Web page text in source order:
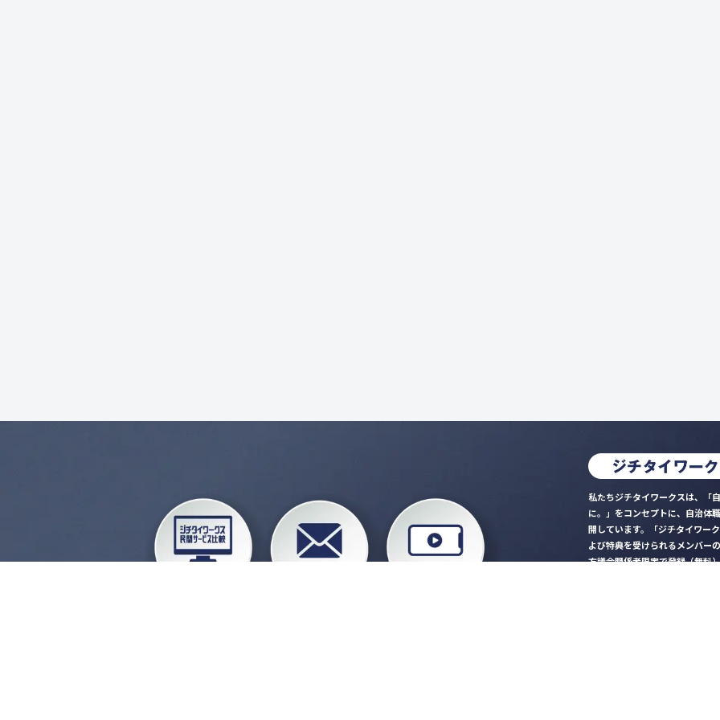
私たちジチタイワークスは、「
に。」をコンセプトに、自治体
開しています。「ジチタイワー
よび特典を受けられるメンバー
方議会関係者限定で登録（無料